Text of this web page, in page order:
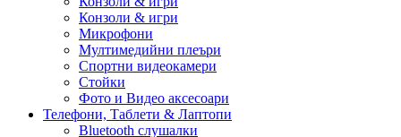
Конзоли & игри
Микрофони
Мултимедийни плеъри
Спортни видеокамери
Стойки
Фото и Видео аксесоари
Телефони, Таблети & Лаптопи
Bluetooth слушалки